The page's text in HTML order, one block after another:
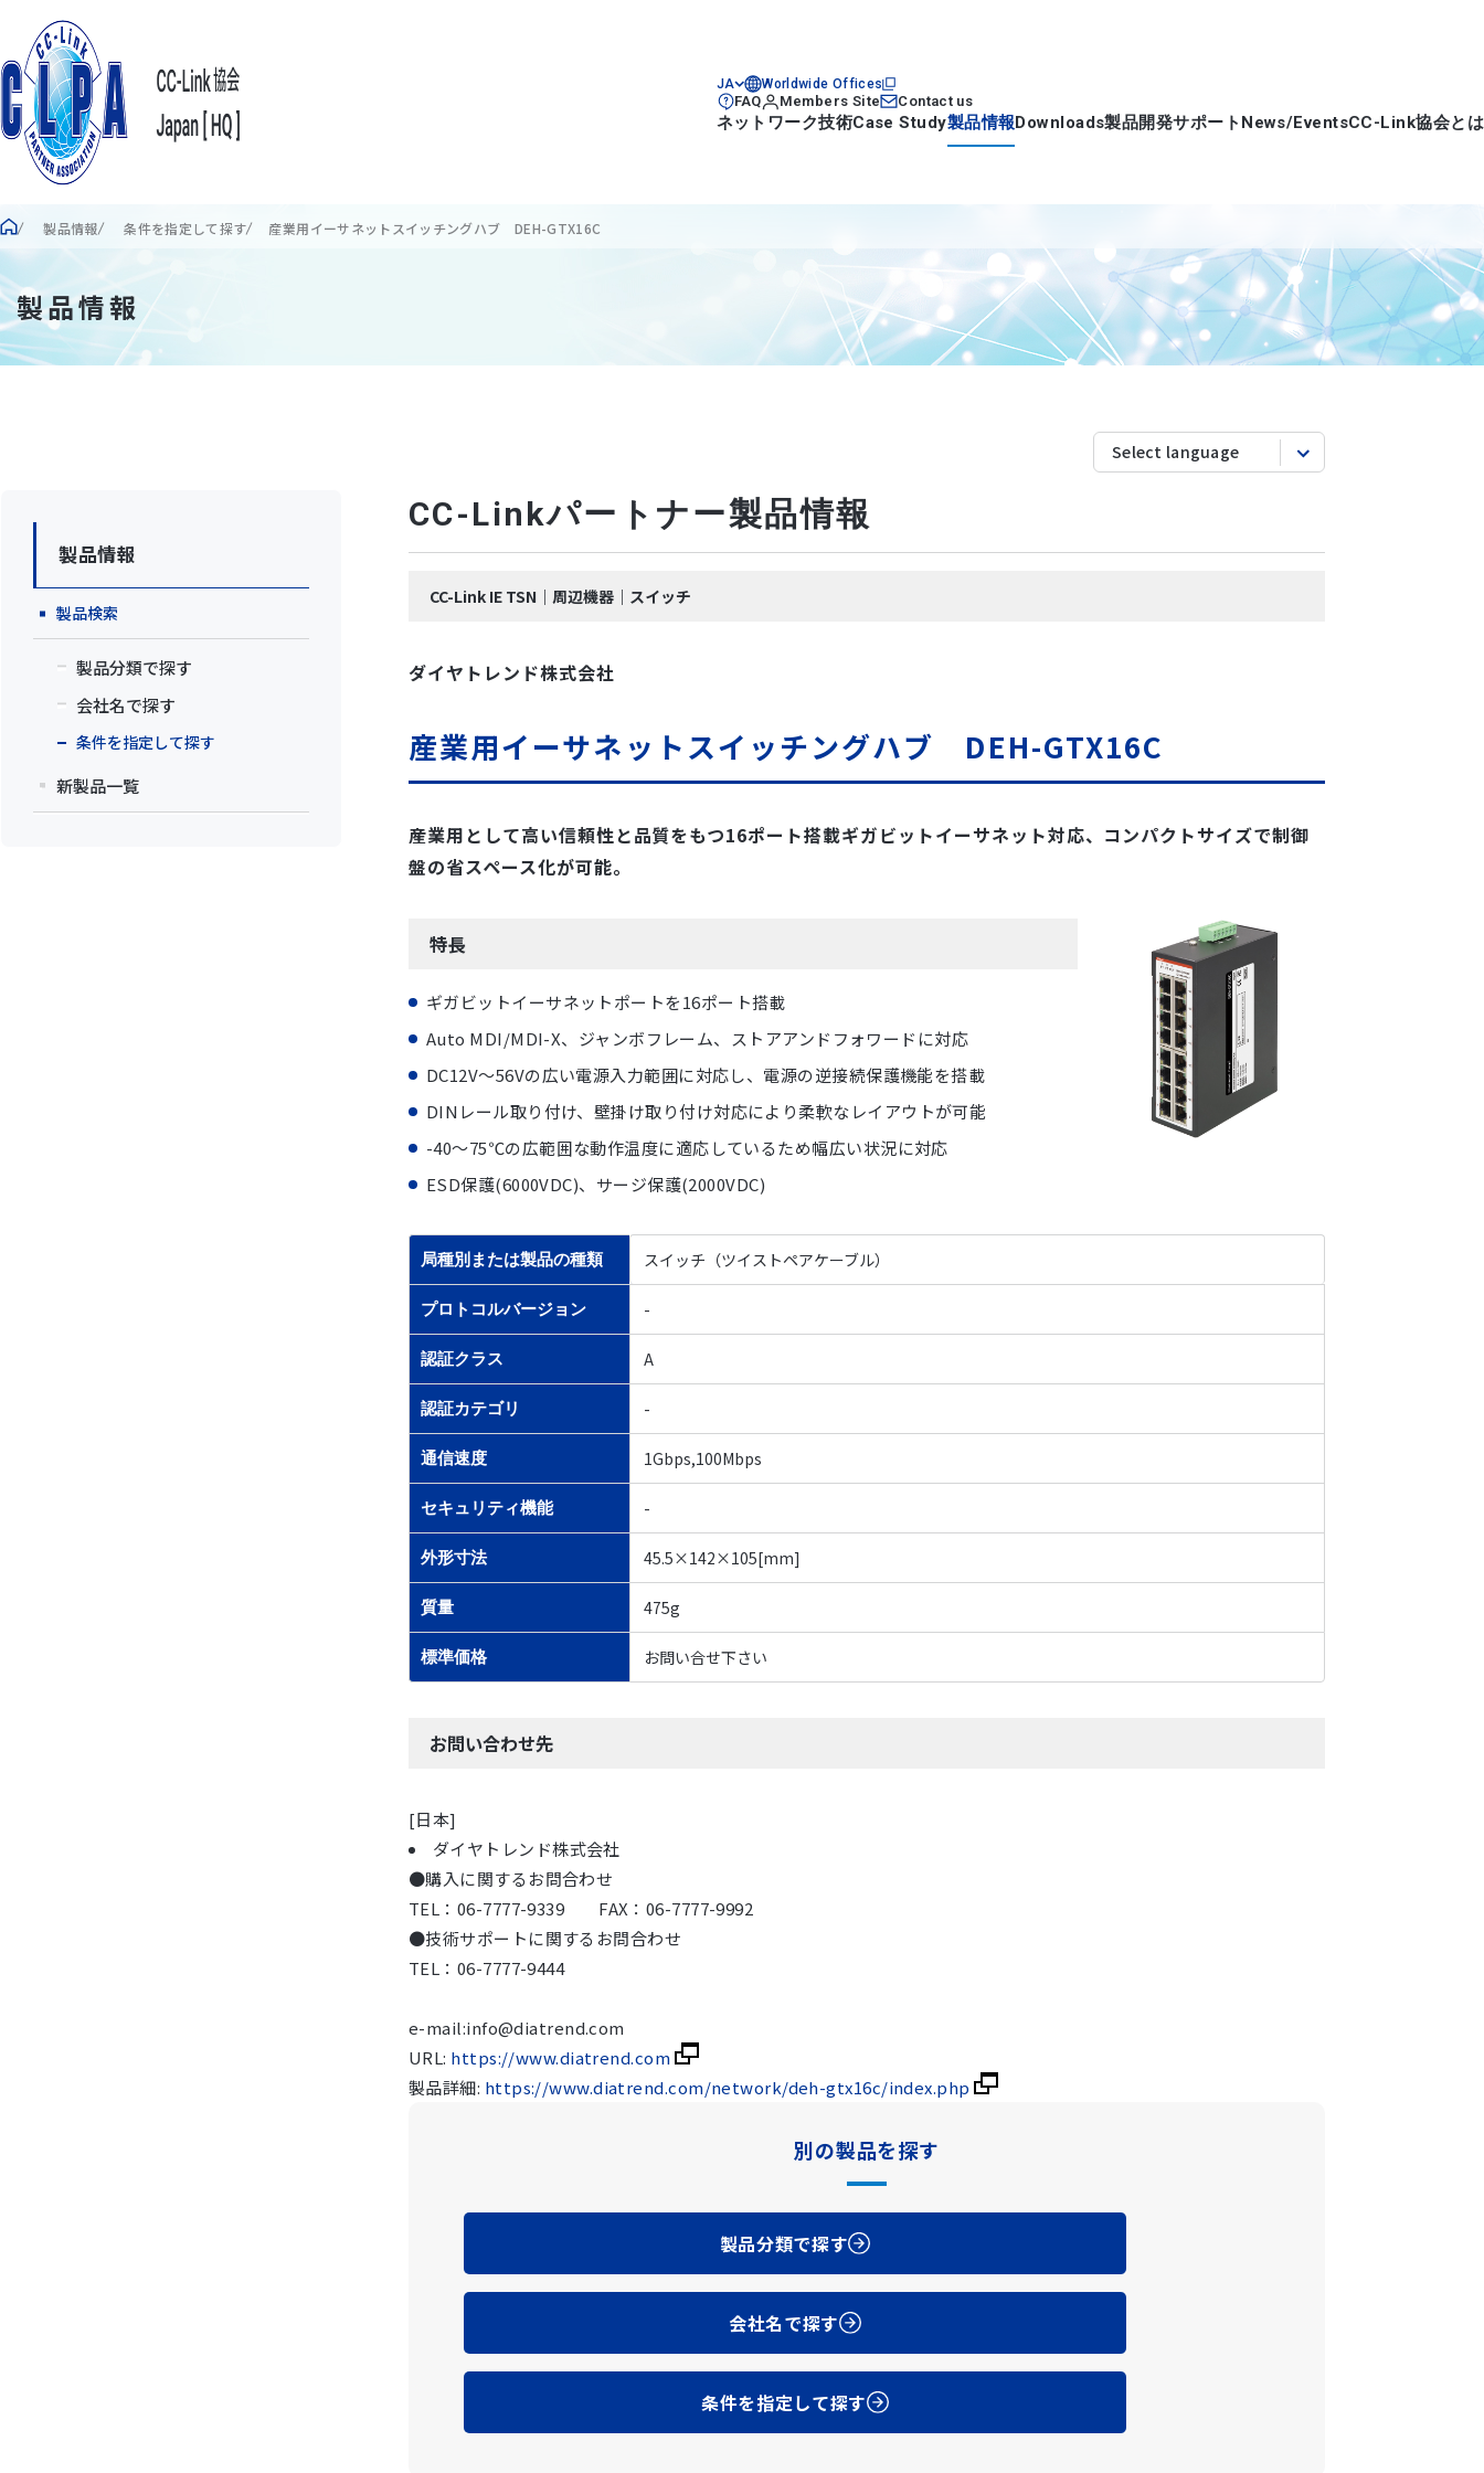
JA Worldwide Offices
FAQ Members Site Contact us
ネットワーク技術Case Study製品情報Downloads製品開発サポート News/EventsCC-Link協会とは
製品情報 条件を指定して探す 産業用イーサネットスイッチングハブ DEH-GTX16C
製品情報
製品情報
製品検索
製品分類で探す
会社名で探す
条件を指定して探す
新製品一覧
CC-Linkパートナー製品情報
CC-Link IE TSN｜周辺機器｜スイッチ
ダイヤトレンド株式会社
産業用イーサネットスイッチングハブ DEH-GTX16C
産業用として高い信頼性と品質をもつ16ポート搭載ギガビットイーサネット対応、コンパクトサイズで制御
盤の省スペース化が可能。
特長
ギガビットイーサネットポートを16ポート搭載
Auto MDI/MDI-X、ジャンボフレーム、ストアアンドフォワードに対応
DC12V～56Vの広い電源入力範囲に対応し、電源の逆接続保護機能を搭載
DINレール取り付け、壁掛け取り付け対応により柔軟なレイアウトが可能
-40～75℃の広範囲な動作温度に適応しているため幅広い状況に対応
ESD保護(6000VDC)、サージ保護(2000VDC)
局種別または製品の種類 スイッチ（ツイストペアケーブル）
プロトコルバージョン -
認証クラス A
認証カテゴリ -
通信速度 1Gbps,100Mbps
セキュリティ機能 -
外形寸法 45.5×142×105[mm]
質量 475g
標準価格 お問い合せ下さい
お問い合わせ先
[日本]
ダイヤトレンド株式会社
●購入に関するお問合わせ
TEL：06-7777-9339 FAX：06-7777-9992
●技術サポートに関するお問合わせ
TEL：06-7777-9444
e-mail:info@diatrend.com
URL: https://www.diatrend.com
製品詳細: https://www.diatrend.com/network/deh-gtx16c/index.php
別の製品を探す
製品分類で探す
会社名で探す
条件を指定して探す